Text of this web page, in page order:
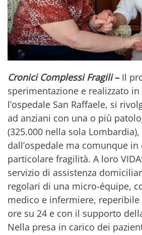
Cronici Complessi Fragili– Il
sperimentazione e realizzato
l’ospedale San Raffaele, si
ad anziani con una o più
(325.000 nella sola
dall’ospedale ma comunque
particolare fragilità. A loro
servizio di assistenza
regolari di una micro-équipe,
medico e infermiere, reperibile
ore su 24 e con il supporto
Nella presa in carico dei